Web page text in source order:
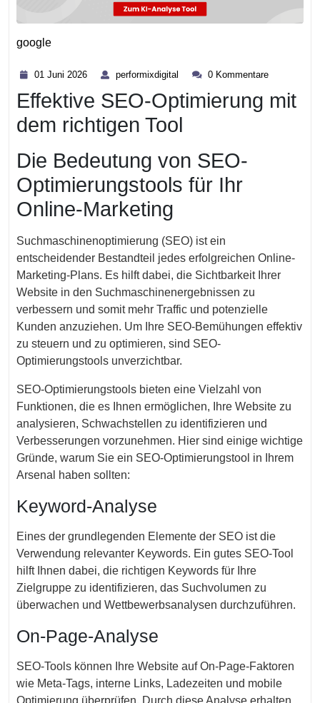
google
01 Juni 2026
2026
performixdigital performixdigital
0 Kommentare
Effektive SEO-Optimierung mit
dem richtigen Tool
Die Bedeutung von SEO-
Optimierungstools für Ihr
Online-Marketing
Suchmaschinenoptimierung (SEO) ist ein
entscheidender Bestandteil jedes erfolgreichen Online-
Marketing-Plans. Es hilft dabei, die Sichtbarkeit Ihrer
Website in den Suchmaschinenergebnissen zu
verbessern und somit mehr Traffic und potenzielle
Kunden anzuziehen. Um Ihre SEO-Bemühungen effektiv
zu steuern und zu optimieren, sind SEO-
Optimierungstools unverzichtbar.
SEO-Optimierungstools bieten eine Vielzahl von
Funktionen, die es Ihnen ermöglichen, Ihre Website zu
analysieren, Schwachstellen zu identifizieren und
Verbesserungen vorzunehmen. Hier sind einige wichtige
Gründe, warum Sie ein SEO-Optimierungstool in Ihrem
Arsenal haben sollten:
Keyword-Analyse
Eines der grundlegenden Elemente der SEO ist die
Verwendung relevanter Keywords. Ein gutes SEO-Tool
hilft Ihnen dabei, die richtigen Keywords für Ihre
Zielgruppe zu identifizieren, das Suchvolumen zu
überwachen und Wettbewerbsanalysen durchzuführen.
On-Page-Analyse
SEO-Tools können Ihre Website auf On-Page-Faktoren
wie Meta-Tags, interne Links, Ladezeiten und mobile
Optimierung überprüfen. Durch diese Analyse erhalten